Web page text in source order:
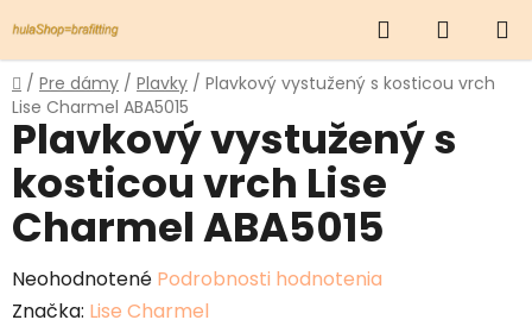
na
obsah
Hľadať
KOŠÍK
Domov
/ Pre dámy / Plavky / Plavkový vystužený s kosticou vrch
Lise Charmel ABA5015
Plavkový vystužený s
kosticou vrch Lise
Charmel ABA5015
Priemerné
hodnotenie
Neohodnotené Podrobnosti hodnotenia
Značka: Lise Charmel